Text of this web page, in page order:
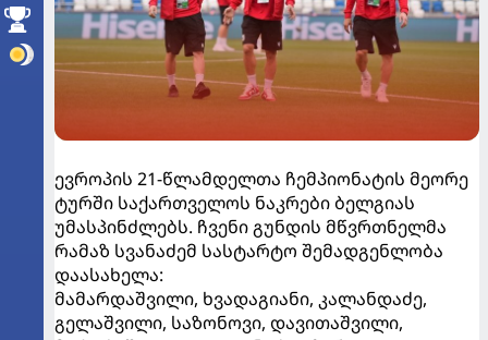
ევროპის 21-წლამდელთა ჩემპიონატის მეორე
ტურში საქართველოს ნაკრები ბელგიას
უმასპინძლებს. ჩვენი გუნდის მწვრთნელმა
რამაზ სვანაძემ სასტარტო შემადგენლობა
დაასახელა:
მამარდაშვილი, ხვადაგიანი, კალანდაძე,
გელაშვილი, საზონოვი, დავითაშვილი,